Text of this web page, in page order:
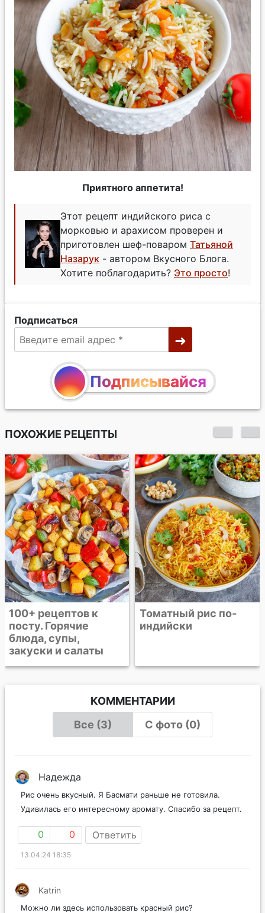
Приятного аппетита!
Этот рецепт индийского риса с
морковью и арахисом проверен и
приготовлен шеф-поваром Татьяной
Назарук - автором Вкусного Блога.
Хотите поблагодарить? Это просто!
Подписаться
Подписывайся
ПОХОЖИЕ РЕЦЕПТЫ
Томатный рис по-
индийски
Пряный рис с
сухофруктами
КОММЕНТАРИИ
Все (3)
С фото (0)
Надежда
Рис очень вкусный. Я Басмати раньше не готовила.
Удивилась его интересному аромату. Спасибо за рецепт.
0 0 Ответить
13.04.24 18:35
Katrin
Можно ли здесь использовать красный рис?